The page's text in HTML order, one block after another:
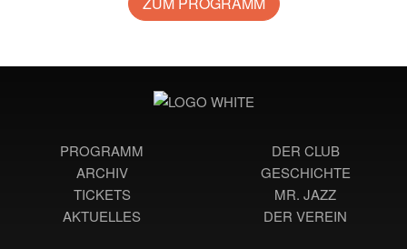
PROGRAMM
ARCHIV
TICKETS
AKTUELLES
DER CLUB
GESCHICHTE
MR. JAZZ
DER VEREIN